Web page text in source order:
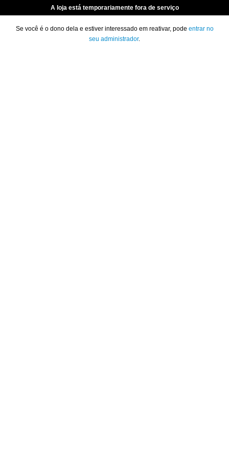
A loja está temporariamente fora de serviço
Se você é o dono dela e estiver interessado em reativar, pode entrar no
seu administrador.